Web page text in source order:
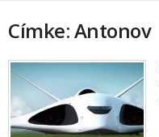
Címke: Antonov